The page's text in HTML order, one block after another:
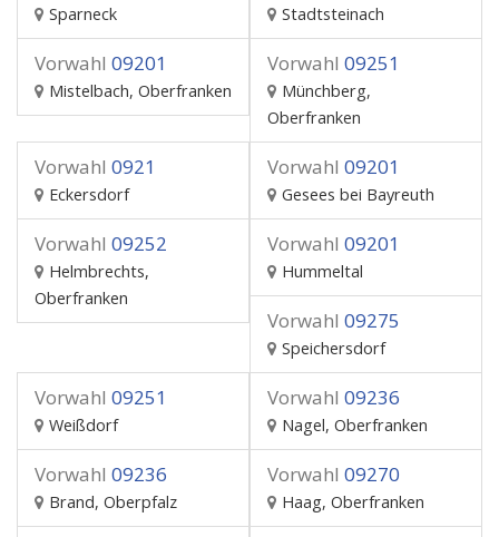
Sparneck Stadtsteinach
Vorwahl 09201
Mistelbach, Oberfranken
Vorwahl 09251
Münchberg,
Oberfranken
Vorwahl 0921
Eckersdorf
Vorwahl 09201
Gesees bei Bayreuth
Vorwahl 09252
Helmbrechts,
Oberfranken
Vorwahl 09201
Hummeltal
Vorwahl 09275
Speichersdorf
Vorwahl 09251
Weißdorf
Vorwahl 09236
Nagel, Oberfranken
Vorwahl 09236
Brand, Oberpfalz
Vorwahl 09270
Haag, Oberfranken